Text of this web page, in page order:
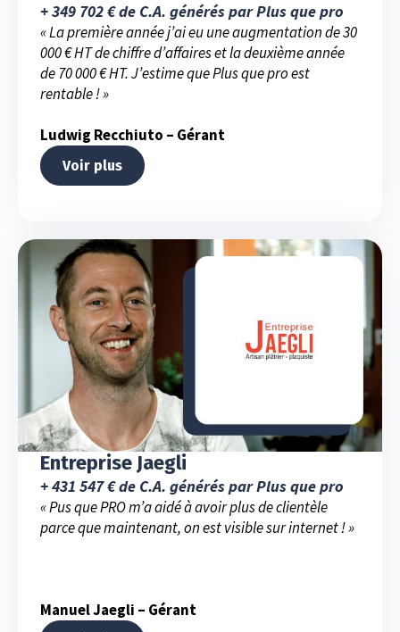
+ 349 702 € de C.A. générés par Plus que pro
« La première année j’ai eu une augmentation de 30
000 € HT de chiffre d’affaires et la deuxième année
de 70 000 € HT. J’estime que Plus que pro est
rentable ! »
Ludwig Recchiuto – Gérant
Voir plus
Entreprise Jaegli
+ 431 547 € de C.A. générés par Plus que pro
« Pus que PRO m’a aidé à avoir plus de clientèle
parce que maintenant, on est visible sur internet ! »
Manuel Jaegli – Gérant